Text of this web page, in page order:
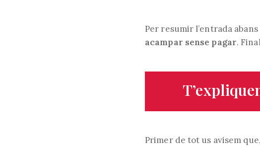
Per resumir l’entrada
acampar sense pagar.
Primer de tot us avisem